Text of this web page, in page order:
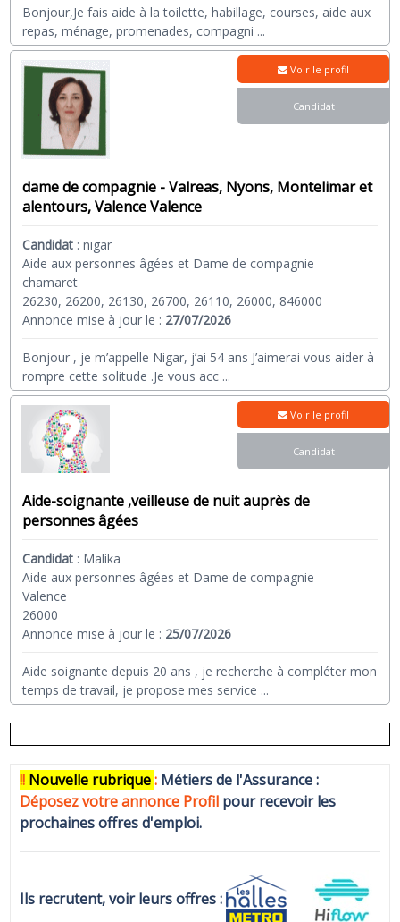
Bonjour,Je fais aide à la toilette, habillage, courses, aide aux
repas, ménage, promenades, compagni ...
dame de compagnie - Valreas, Nyons, Montelimar et
alentours, Valence Valence
Candidat :nigar
Aide aux personnes âgées et Dame de compagnie
chamaret
26230, 26200, 26130, 26700, 26110, 26000, 846000
Annonce mise à jour le : 27/07/2026
Bonjour , je m’appelle Nigar, j’ai 54 ans J’aimerai vous aider à
rompre cette solitude .Je vous acc ...
Voir le profil
Candidat
Aide-soignante ,veilleuse de nuit auprès de
personnes âgées
Candidat : Malika
Aide aux personnes âgées et Dame de compagnie
Valence
26000
Annonce mise à jour le : 25/07/2026
Aide soignante depuis 20 ans , je recherche à compléter mon
temps de travail, je propose mes service ...
Voir le profil
Candidat
!! Nouvelle rubrique: Métiers de l'Assurance :
Déposez votre annonce Profil pour recevoir les
prochaines offres d'emploi.
Ils recrutent, voir leurs offres :